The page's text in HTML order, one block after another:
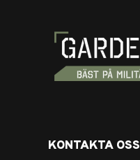
KONTAKTA OSS